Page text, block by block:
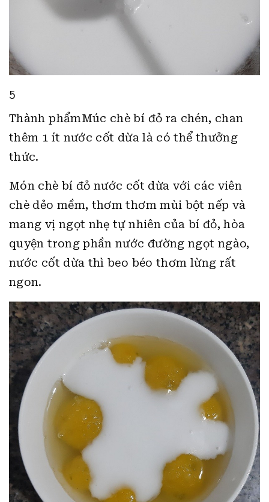
5
Thành phẩmMúc chè bí đỏ ra chén, chan
thêm 1 ít nước cốt dừa là có thể thưởng
thức.
Món chè bí đỏ nước cốt dừa với các viên
chè dẻo mềm, thơm thơm mùi bột nếp và
mang vị ngọt nhẹ tự nhiên của bí đỏ, hòa
quyện trong phần nước đường ngọt ngào,
nước cốt dừa thì beo béo thơm lừng rất
ngon.